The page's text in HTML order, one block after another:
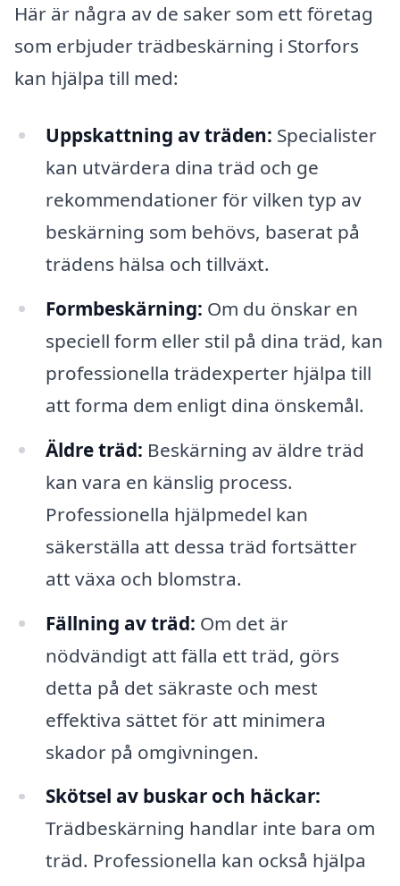
Här är några av de saker som ett företag
som erbjuder trädbeskärning i Storfors
kan hjälpa till med:
Uppskattning av träden: Specialister
kan utvärdera dina träd och ge
rekommendationer för vilken typ av
beskärning som behövs, baserat på
trädens hälsa och tillväxt.
Formbeskärning: Om du önskar en
speciell form eller stil på dina träd, kan
professionella trädexperter hjälpa till
att forma dem enligt dina önskemål.
Äldre träd: Beskärning av äldre träd
kan vara en känslig process.
Professionella hjälpmedel kan
säkerställa att dessa träd fortsätter
att växa och blomstra.
Fällning av träd: Om det är
nödvändigt att fälla ett träd, görs
detta på det säkraste och mest
effektiva sättet för att minimera
skador på omgivningen.
Skötsel av buskar och häckar:
Trädbeskärning handlar inte bara om
träd. Professionella kan också hjälpa